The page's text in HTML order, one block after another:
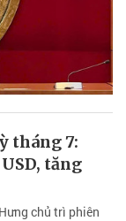
tháng 7:
tăng
chủ trì phiên